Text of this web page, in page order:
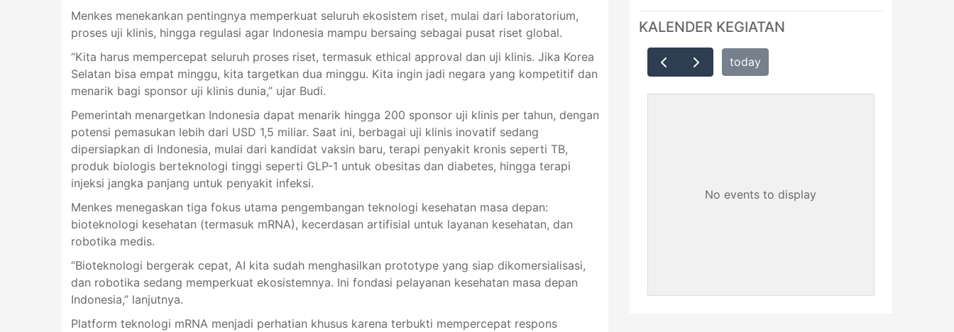
Menkes menekankan pentingnya memperkuat seluruh ekosistem riset, mulai dari laboratorium,
proses uji klinis, hingga regulasi agar Indonesia mampu bersaing sebagai pusat riset global.
“Kita harus mempercepat seluruh proses riset, termasuk ethical approval dan uji klinis. Jika Korea
Selatan bisa empat minggu, kita targetkan dua minggu. Kita ingin jadi negara yang kompetitif dan
menarik bagi sponsor uji klinis dunia,” ujar Budi.
Pemerintah menargetkan Indonesia dapat menarik hingga 200 sponsor uji klinis per tahun, dengan
potensi pemasukan lebih dari USD 1,5 miliar. Saat ini, berbagai uji klinis inovatif sedang
dipersiapkan di Indonesia, mulai dari kandidat vaksin baru, terapi penyakit kronis seperti TB,
produk biologis berteknologi tinggi seperti GLP-1 untuk obesitas dan diabetes, hingga terapi
injeksi jangka panjang untuk penyakit infeksi.
Menkes menegaskan tiga fokus utama pengembangan teknologi kesehatan masa depan:
bioteknologi kesehatan (termasuk mRNA), kecerdasan artifisial untuk layanan kesehatan, dan
robotika medis.
“Bioteknologi bergerak cepat, AI kita sudah menghasilkan prototype yang siap dikomersialisasi,
dan robotika sedang memperkuat ekosistemnya. Ini fondasi pelayanan kesehatan masa depan
Indonesia,” lanjutnya.
Platform teknologi mRNA menjadi perhatian khusus karena terbukti mempercepat respons
KALENDER KEGIATAN
today
No events to display